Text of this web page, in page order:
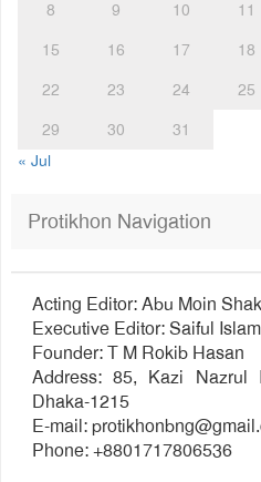
8
9 10 11
15
16 17 18
22
23 24 25
29
30
31
« Jul
Protikhon Navigation
Acting Editor: Abu Moin
Executive Editor: Saiful Islam
Founder: T M Rokib Hasan
Address: 85, Kazi Nazrul
Dhaka-1215
E-mail:
Phone: +8801717806536